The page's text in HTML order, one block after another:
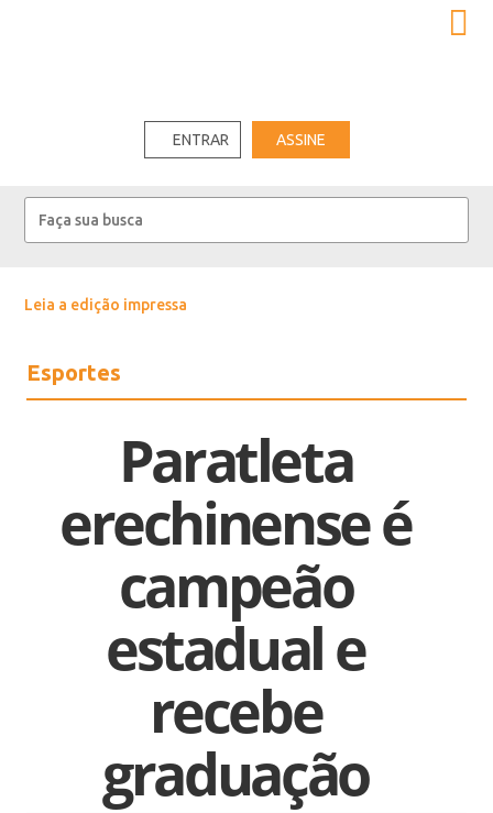
ENTRAR ASSINE
Leia a edição impressa
Esportes
Paratleta
erechinense é
campeão
estadual e
recebe
graduação